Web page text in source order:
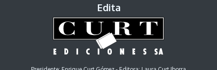
Edita